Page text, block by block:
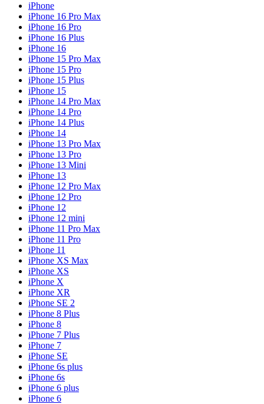
iPhone
iPhone 16 Pro Max
iPhone 16 Pro
iPhone 16 Plus
iPhone 16
iPhone 15 Pro Max
iPhone 15 Pro
iPhone 15 Plus
iPhone 15
iPhone 14 Pro Max
iPhone 14 Pro
iPhone 14 Plus
iPhone 14
iPhone 13 Pro Max
iPhone 13 Pro
iPhone 13 Mini
iPhone 13
iPhone 12 Pro Max
iPhone 12 Pro
iPhone 12
iPhone 12 mini
iPhone 11 Pro Max
iPhone 11 Pro
iPhone 11
iPhone XS Max
iPhone XS
iPhone X
iPhone XR
iPhone SE 2
iPhone 8 Plus
iPhone 8
iPhone 7 Plus
iPhone 7
iPhone SE
iPhone 6s plus
iPhone 6s
iPhone 6 plus
iPhone 6